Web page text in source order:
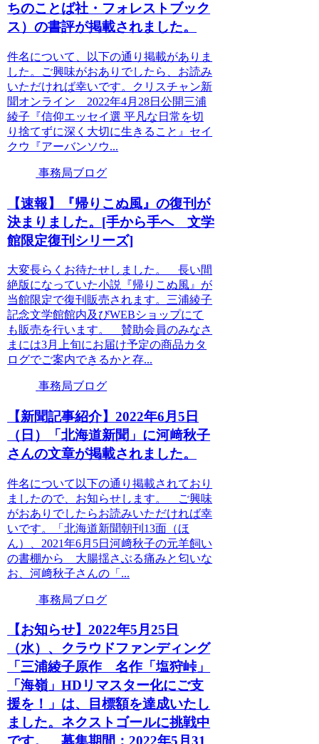
ちのことば社・フォレストブック
ス）の書評が掲載されました。
件名について、以下の通り掲載がありま
した。ご興味がおありでしたら、お読み
いただければ幸いです。クリスチャン新
聞オンライン 2022年4月28日公開三浦
綾子『信仰エッセイ選 平凡な日常を切
り捨てずに深く大切に生きること』セイ
クウ『アーバンソウ...
事務局ブログ
【速報】『帰りこぬ風』の復刊が
決まりました。[手から手へ 文学
館限定復刊シリーズ]
大変長らくお待たせしました。 長い間
絶版になっていた小説『帰りこぬ風』が
当館限定で復刊販売されます。三浦綾子
記念文学館館内及びWEBショップにて
も販売を行います。 賛助会員のみなさ
まには3月上旬にお届け予定の商品カタ
ログでご案内できるかと存...
事務局ブログ
【新聞記事紹介】2022年6月5日
（日）「北海道新聞」に河﨑秋子
さんの文章が掲載されました。
件名について以下の通り掲載されており
ましたので、お知らせします。 ご興味
がおありでしたらお読みいただければ幸
いです。「北海道新聞朝刊13面（ほ
ん）、2021年6月5日河﨑秋子の元羊飼い
の書棚から 大腸揺さぶる痛みと匂いな
お、河﨑秋子さんの「...
事務局ブログ
【お知らせ】2022年5月25日
（水）、クラウドファンディング
「三浦綾子原作 名作「塩狩峠」
「海嶺」HDリマスター化にご支
援を！」は、目標額を達成いたし
ました。ネクストゴールに挑戦中